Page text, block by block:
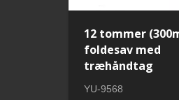
12 tommer
foldesav med
træhåndtag
YU-9568